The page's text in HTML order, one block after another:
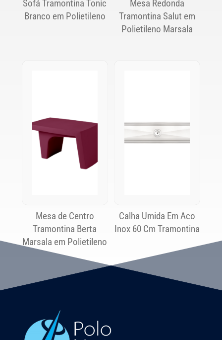
Sofá Tramontina Tonic
Branco em Polietileno
Mesa Redonda
Tramontina Salut em
Polietileno Marsala
Mesa de Centro
Tramontina Berta
Marsala em Polietileno
Calha Umida Em Aco
Inox 60 Cm Tramontina